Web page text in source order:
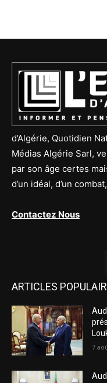
d’Algérie, Quotidien
Médias Algérie Sarl,
par son âge certes
d’un idéal, d’un
Contactez Nous
ARTICLES
7